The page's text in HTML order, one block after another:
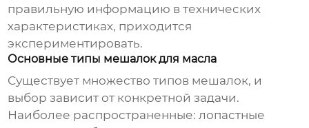
правильную информацию в технических
характеристиках, приходится
экспериментировать.
Основные типы мешалок для масла
Существует множество типов мешалок, и
выбор зависит от конкретной задачи.
Наиболее распространенные: лопастные